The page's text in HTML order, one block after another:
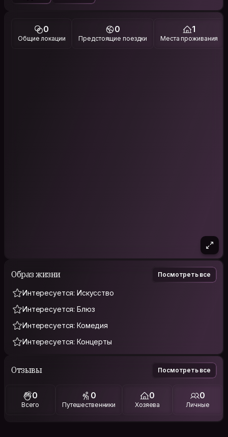
0
Общие локации
0
Предстоящие поездки
1
Места проживания
Образ жизни Посмотреть все
Интересуется: Искусство
Интересуется: Блюз
Интересуется: Комедия
Интересуется: Концерты
Отзывы Посмотреть все
0
Всего
0
Путешественники
0
Хозяева
0
Личные